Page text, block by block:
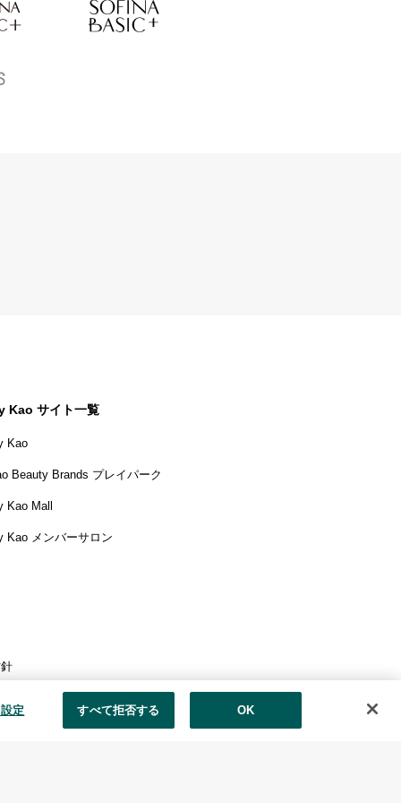
Kao サイト一覧
Kao
Beauty Brands プレイパーク
Kao Mall
Kao メンバーサロン
定
すべて拒否する OK